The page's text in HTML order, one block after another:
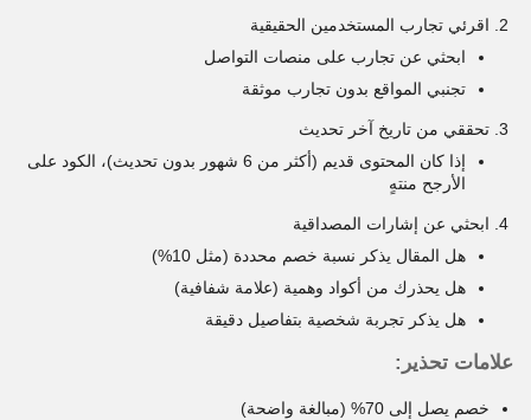
اقرئي تجارب المستخدمين الحقيقية
ابحثي عن تجارب على منصات التواصل
تجنبي المواقع بدون تجارب موثقة
تحققي من تاريخ آخر تحديث
إذا كان المحتوى قديم (أكثر من 6 شهور بدون تحديث)، الكود على
الأرجح منتهٍ
ابحثي عن إشارات المصداقية
هل المقال يذكر نسبة خصم محددة (مثل 10%)
هل يحذرك من أكواد وهمية (علامة شفافية)
هل يذكر تجربة شخصية بتفاصيل دقيقة
علامات تحذير:
خصم يصل إلى 70% (مبالغة واضحة)